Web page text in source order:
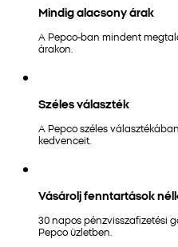
Mindig alacsony árak
A Pepco-ban mindent
árakon.
Széles választék
A Pepco széles
kedvenceit.
Vásárolj fenntartások
30 napos pénzvisszafizetési
Pepco üzletben.